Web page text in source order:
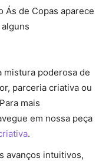
Ás de Copas aparece
mistura poderosa de
parceria criativa ou
mais
em nossa peça
.
avanços intuitivos,